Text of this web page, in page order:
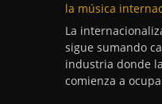
la música
La
sigue sumando
industria donde
comienza a